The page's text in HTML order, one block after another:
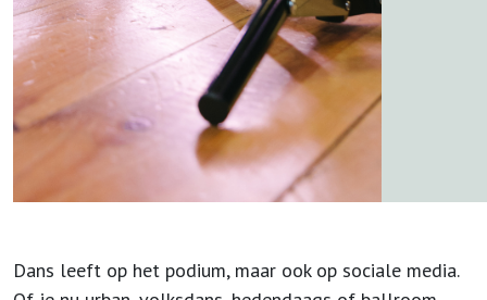
Dans leeft op het podium, maar ook op sociale media.